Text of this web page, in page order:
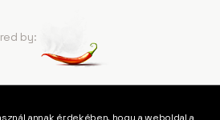
by:
annak érdekében, hogy a weboldal a